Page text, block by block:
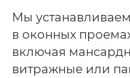
Мы
в оконных
включая
витражные или